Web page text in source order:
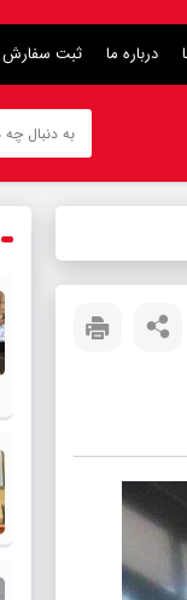
درباره ما ثبت سفارش